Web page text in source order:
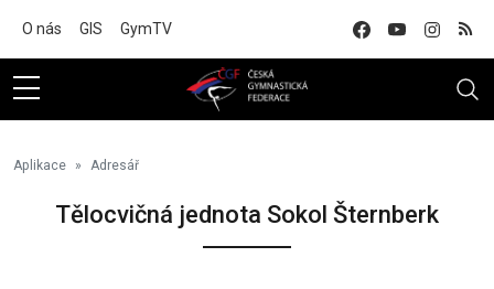
O nás GIS GymTV
Aplikace Adresář
Tělocvičná jednota Sokol Šternberk